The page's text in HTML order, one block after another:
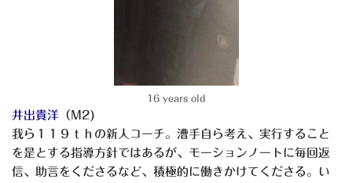
16 years old
井出貴洋 （M2)
我ら１１９ｔｈの新人コーチ。漕手自ら考え、実行すること
を是とする指導方針ではあるが、モーションノートに毎回返
信、助言をくださるなど、積極的に働きかけてくださる。い